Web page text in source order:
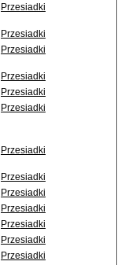
Przesiadki
Przesiadki
Przesiadki
Przesiadki
Przesiadki
Przesiadki
Przesiadki
Przesiadki
Przesiadki
Przesiadki
Przesiadki
Przesiadki
Przesiadki